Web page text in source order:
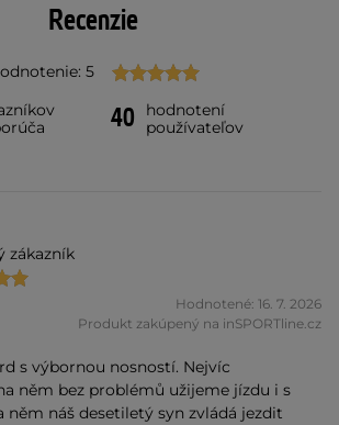
Recenzie
5
40
hodnotení
používateľov
zákazník
Hodnotené: 16. 7. 2026
Produkt zakúpený na inSPORTline.cz
s výbornou nosností. Nejvíc
něm bez problémů užijeme jízdu i s
něm náš desetiletý syn zvládá jezdit